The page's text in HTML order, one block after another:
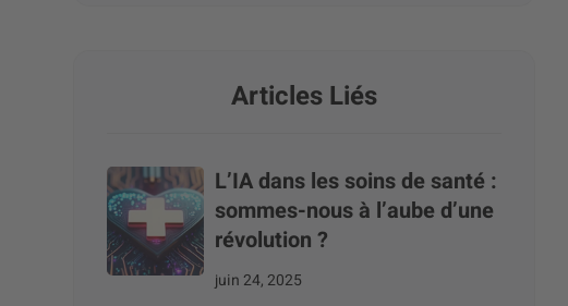
Articles Liés
L’IA dans les soins de santé :
sommes-nous à l’aube d’une
révolution ?
juin 24, 2025